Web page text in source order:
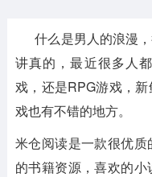
系统工具
什么是男人的浪漫，
讲真的，最近很多人
戏，还是RPG游戏，
戏也有不错的地方。
米仓阅读是一款很优
的书籍资源，喜欢的